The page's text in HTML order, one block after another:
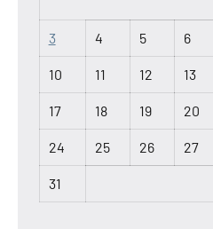
3 4 5 6
10 11 12 13
17 18 19 20
24 25 26 27
31